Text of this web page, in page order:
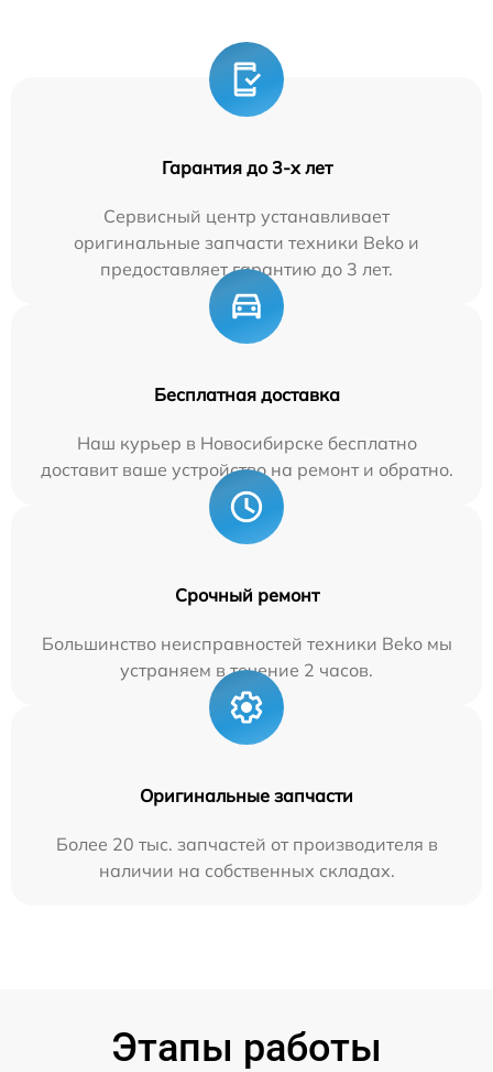
Гарантия до 3-х лет
Сервисный центр устанавливает
оригинальные запчасти техники Beko и
предоставляет гарантию до 3 лет.
Бесплатная доставка
Наш курьер в Новосибирске бесплатно
доставит ваше устройство на ремонт и обратно.
Срочный ремонт
Большинство неисправностей техники Beko мы
устраняем в течение 2 часов.
Оригинальные запчасти
Более 20 тыс. запчастей от производителя в
наличии на собственных складах.
Этапы работы